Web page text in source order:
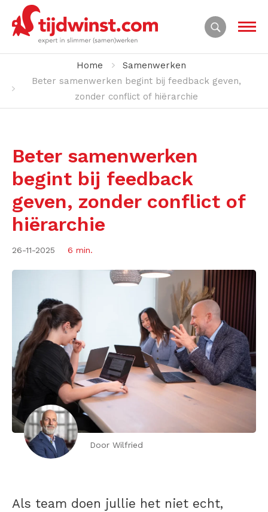
Home
Samenwerken
Beter samenwerken begint bij feedback geven,
zonder conflict of hiërarchie
Beter samenwerken
begint bij feedback
geven, zonder conflict of
hiërarchie
26-11-2025 6 min.
Door Wilfried
Als team doen jullie het niet echt,